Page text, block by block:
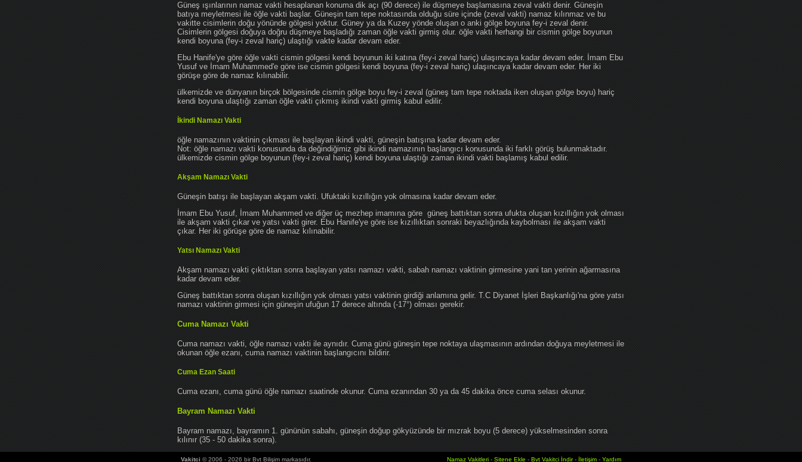
Güneş ışınlarının namaz vakti hesaplanan konuma dik açı (90 derece) ile düşmeye başlamasına zeval vakti denir. Güneşin
batıya meyletmesi ile öğle vakti başlar. Güneşin tam tepe noktasında olduğu süre içinde (zeval vakti) namaz kılınmaz ve bu
vakitte cisimlerin doğu yönünde gölgesi yoktur. Güney ya da Kuzey yönde oluşan o anki gölge boyuna fey-i zeval denir.
Cisimlerin gölgesi doğuya doğru düşmeye başladığı zaman öğle vakti girmiş olur. öğle vakti herhangi bir cismin gölge boyunun
kendi boyuna (fey-i zeval hariç) ulaştığı vakte kadar devam eder.
Ebu Hanife'ye göre öğle vakti cismin gölgesi kendi boyunun iki katına (fey-i zeval hariç) ulaşıncaya kadar devam eder. İmam Ebu
Yusuf ve İmam Muhammed'e göre ise cismin gölgesi kendi boyuna (fey-i zeval hariç) ulaşıncaya kadar devam eder. Her iki
görüşe göre de namaz kılınabilir.
ülkemizde ve dünyanın birçok bölgesinde cismin gölge boyu fey-i zeval (güneş tam tepe noktada iken oluşan gölge boyu) hariç
kendi boyuna ulaştığı zaman öğle vakti çıkmış ikindi vakti girmiş kabul edilir.
İkindi Namazı Vakti
öğle namazının vaktinin çıkması ile başlayan ikindi vakti, güneşin batışına kadar devam eder.
Not: öğle namazı vakti konusunda da değindiğimiz gibi ikindi namazının başlangıcı konusunda iki farklı görüş bulunmaktadır.
ülkemizde cismin gölge boyunun (fey-i zeval hariç) kendi boyuna ulaştığı zaman ikindi vakti başlamış kabul edilir.
Akşam Namazı Vakti
Güneşin batışı ile başlayan akşam vakti. Ufuktaki kızıllığın yok olmasına kadar devam eder.
İmam Ebu Yusuf, İmam Muhammed ve diğer üç mezhep imamına göre güneş battıktan sonra ufukta oluşan kızıllığın yok olması
ile akşam vakti çıkar ve yatsı vakti girer. Ebu Hanife'ye göre ise kızıllıktan sonraki beyazlığında kaybolması ile akşam vakti
çıkar. Her iki görüşe göre de namaz kılınabilir.
Yatsı Namazı Vakti
Akşam namazı vakti çıktıktan sonra başlayan yatsı namazı vakti, sabah namazı vaktinin girmesine yani tan yerinin ağarmasına
kadar devam eder.
Güneş battıktan sonra oluşan kızıllığın yok olması yatsı vaktinin girdiği anlamına gelir. T.C Diyanet İşleri Başkanlığı'na göre yatsı
namazı vaktinin girmesi için güneşin ufuğun 17 derece altında (-17°) olması gerekir.
Cuma Namazı Vakti
Cuma namazı vakti, öğle namazı vakti ile aynıdır. Cuma günü güneşin tepe noktaya ulaşmasının ardından doğuya meyletmesi ile
okunan öğle ezanı, cuma namazı vaktinin başlangıcını bildirir.
Cuma Ezan Saati
Cuma ezanı, cuma günü öğle namazı saatinde okunur. Cuma ezanından 30 ya da 45 dakika önce cuma selası okunur.
Bayram Namazı Vakti
Bayram namazı, bayramın 1. gününün sabahı, güneşin doğup gökyüzünde bir mızrak boyu (5 derece) yükselmesinden sonra
kılınır (35 - 50 dakika sonra).
Vakitci © 2006 - 2026 bir Bvt Bilişim markasıdır. Namaz Vakitleri - Sitene Ekle - Bvt Vakitci İndir- İletişim - Yardım